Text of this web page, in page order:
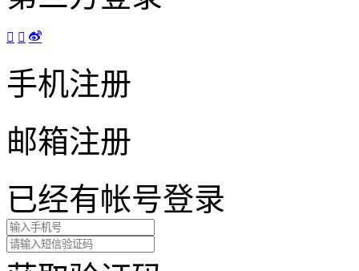
  
手机注册
邮箱注册
已经有帐号登录